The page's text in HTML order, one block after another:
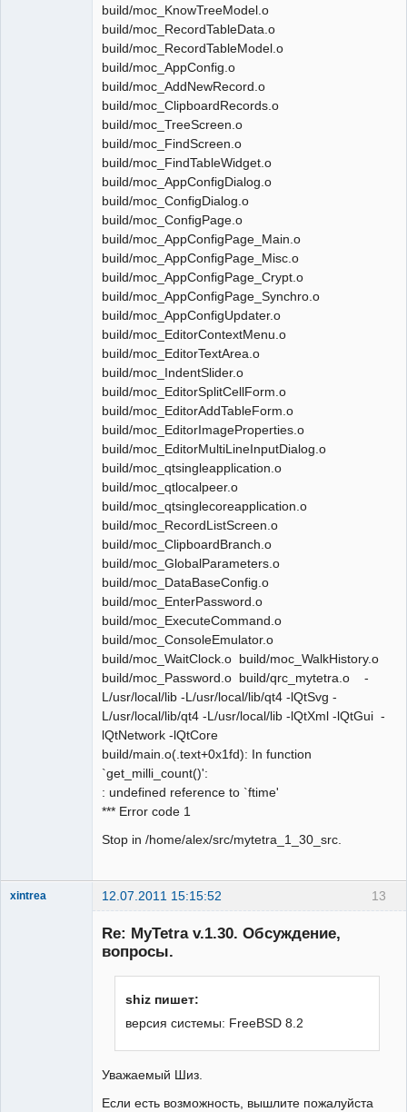
build/moc_KnowTreeModel.o
build/moc_RecordTableData.o
build/moc_RecordTableModel.o
build/moc_AppConfig.o
build/moc_AddNewRecord.o
build/moc_ClipboardRecords.o
build/moc_TreeScreen.o
build/moc_FindScreen.o
build/moc_FindTableWidget.o
build/moc_AppConfigDialog.o
build/moc_ConfigDialog.o
build/moc_ConfigPage.o
build/moc_AppConfigPage_Main.o
build/moc_AppConfigPage_Misc.o
build/moc_AppConfigPage_Crypt.o
build/moc_AppConfigPage_Synchro.o
build/moc_AppConfigUpdater.o
build/moc_EditorContextMenu.o
build/moc_EditorTextArea.o
build/moc_IndentSlider.o
build/moc_EditorSplitCellForm.o
build/moc_EditorAddTableForm.o
build/moc_EditorImageProperties.o
build/moc_EditorMultiLineInputDialog.o
build/moc_qtsingleapplication.o
build/moc_qtlocalpeer.o
build/moc_qtsinglecoreapplication.o
build/moc_RecordListScreen.o
build/moc_ClipboardBranch.o
build/moc_GlobalParameters.o
build/moc_DataBaseConfig.o
build/moc_EnterPassword.o
build/moc_ExecuteCommand.o
build/moc_ConsoleEmulator.o
build/moc_WaitClock.o build/moc_WalkHistory.o
build/moc_Password.o build/qrc_mytetra.o -
L/usr/local/lib -L/usr/local/lib/qt4 -lQtSvg -
L/usr/local/lib/qt4 -L/usr/local/lib -lQtXml -lQtGui -
lQtNetwork -lQtCore
build/main.o(.text+0x1fd): In function
`get_milli_count()':
: undefined reference to `ftime'
*** Error code 1
Stop in /home/alex/src/mytetra_1_30_src.
13
xintrea 12.07.2011 15:15:52
Re: MyTetra v.1.30. Обсуждение,
вопросы.
shiz пишет:
версия системы: FreeBSD 8.2
Уважаемый Шиз.
Если есть возможность, вышлите пожалуйста